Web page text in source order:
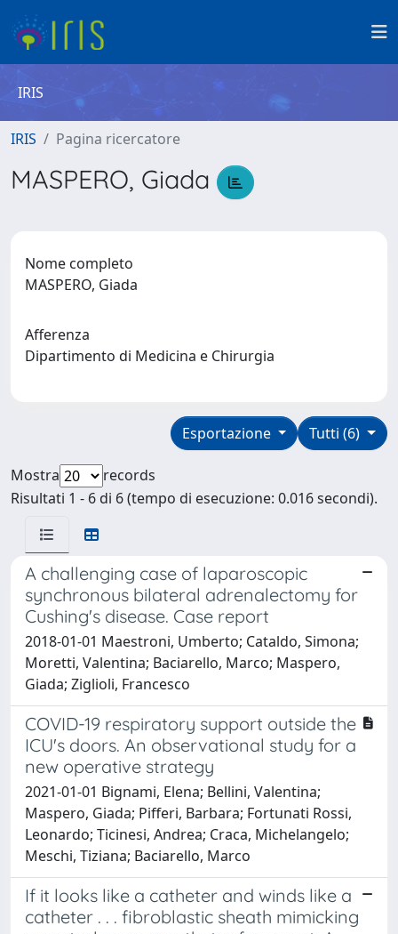
IRIS
IRIS Pagina ricercatore
MASPERO, Giada
Nome completo
MASPERO, Giada
Afferenza
Dipartimento di Medicina e Chirurgia
Tutti (6)
Esportazione
Mostra
records
Risultati 1 - 6 di 6 (tempo di esecuzione: 0.016 secondi).
A challenging case of laparoscopic
synchronous bilateral adrenalectomy for
Cushing's disease. Case report
2018-01-01 Maestroni, Umberto; Cataldo, Simona;
Moretti, Valentina; Baciarello, Marco; Maspero,
Giada; Ziglioli, Francesco
COVID-19 respiratory support outside the
ICU's doors. An observational study for a
new operative strategy
2021-01-01 Bignami, Elena; Bellini, Valentina;
Maspero, Giada; Pifferi, Barbara; Fortunati Rossi,
Leonardo; Ticinesi, Andrea; Craca, Michelangelo;
Meschi, Tiziana; Baciarello, Marco
If it looks like a catheter and winds like a
catheter . . . fibroblastic sheath mimicking